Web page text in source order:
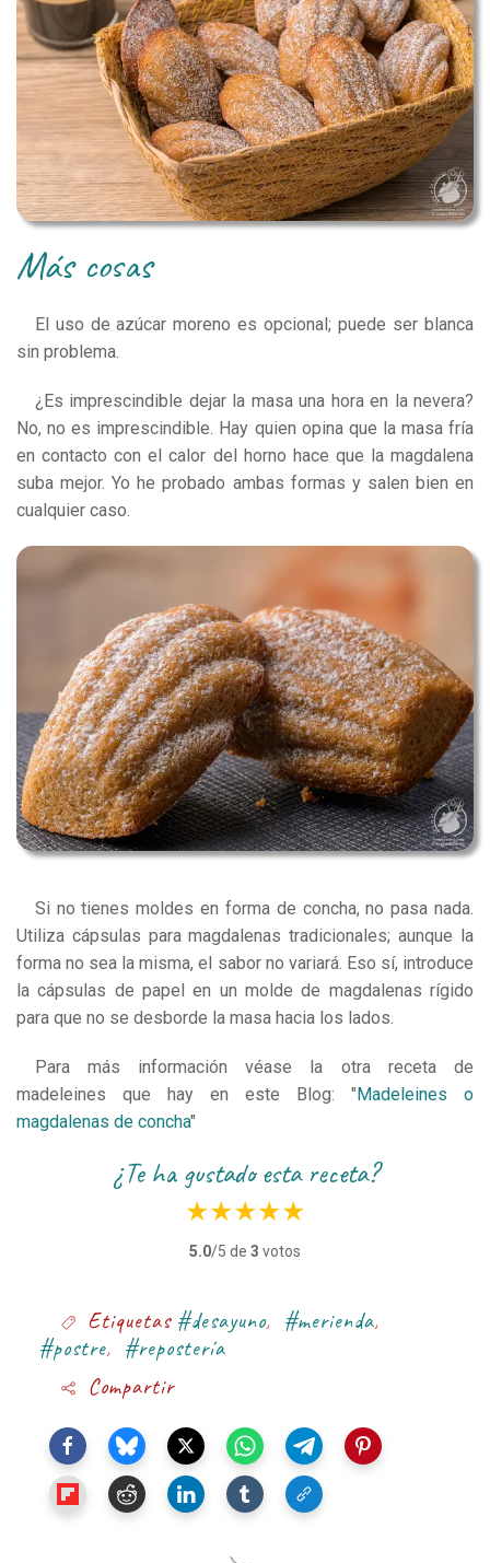
más cosas
El uso de azúcar moreno es opcional; puede ser blanca
sin problema.
¿Es imprescindible dejar la masa una hora en la nevera?
No, no es imprescindible. Hay quien opina que la masa fría
en contacto con el calor del horno hace que la magdalena
suba mejor. Yo he probado ambas formas y salen bien en
cualquier caso.
Si no tienes moldes en forma de concha, no pasa nada.
Utiliza cápsulas para magdalenas tradicionales; aunque la
forma no sea la misma, el sabor no variará. Eso sí, introduce
la cápsulas de papel en un molde de magdalenas rígido
para que no se desborde la masa hacia los lados.
Para más información véase la otra receta de
madeleines que hay en este Blog: "Madeleines o
magdalenas de concha"
¿te ha gustado esta receta?
★
★
★
★
★
5.0/5 de 3 votos
Etiquetas #desayuno, #merienda,
#postre, #repostería
Compartir